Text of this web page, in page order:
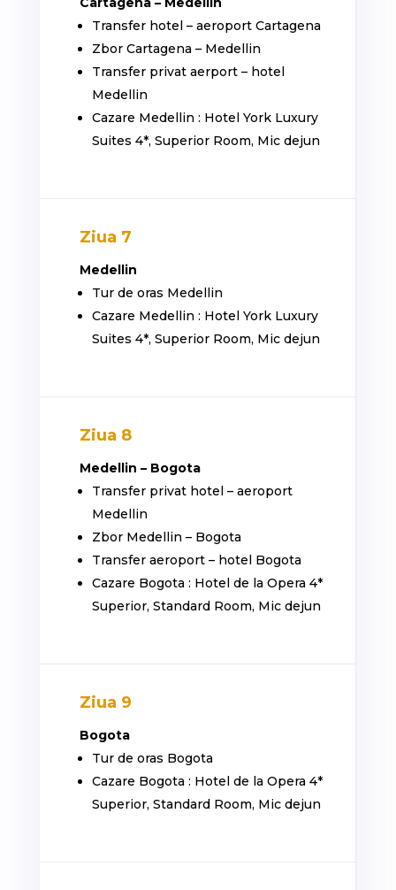
Transfer hotel – aeroport Cartagena
Zbor Cartagena – Medellin
Transfer privat aerport – hotel
Medellin
Cazare Medellin : Hotel York Luxury
Suites 4*, Superior Room, Mic dejun
Ziua 7
Medellin
Tur de oras Medellin
Cazare Medellin : Hotel York Luxury
Suites 4*, Superior Room, Mic dejun
Ziua 8
Medellin – Bogota
Transfer privat hotel – aeroport
Medellin
Zbor Medellin – Bogota
Transfer aeroport – hotel Bogota
Cazare Bogota : Hotel de la Opera 4*
Superior, Standard Room, Mic dejun
Ziua 9
Bogota
Tur de oras Bogota
Cazare Bogota : Hotel de la Opera 4*
Superior, Standard Room, Mic dejun